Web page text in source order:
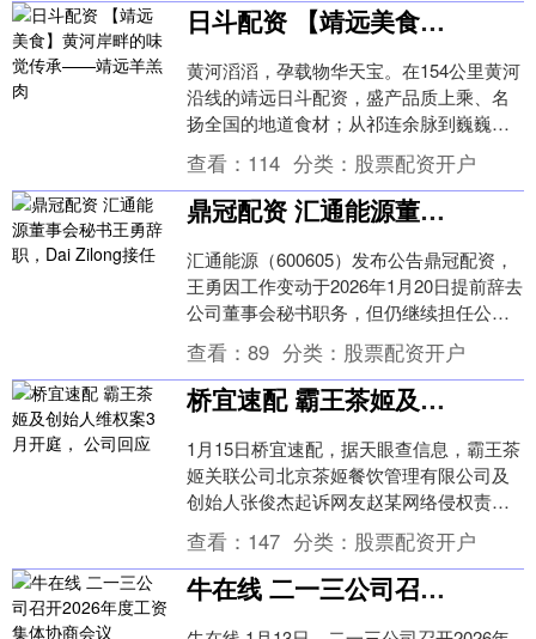
日斗配资 【靖远美食】黄河岸畔的味觉传承——靖远羊羔肉
黄河滔滔，孕载物华天宝。在154公里黄河
沿线的靖远日斗配资，盛产品质上乘、名
扬全国的地道食材；从祁连余脉到巍巍乌
兰，从繁华市井到亭巷院落，千百年来，
勤劳智慧的靖....
查看： 114 分类： 股票配资开户
鼎冠配资 汇通能源董事会秘书王勇辞职，Dai Zilong接任
汇通能源（600605）发布公告鼎冠配资，
王勇因工作变动于2026年1月20日提前辞去
公司董事会秘书职务，但仍继续担任公司
董事。同时，公司聘任Dai Zilon....
查看： 89 分类： 股票配资开户
桥宜速配 霸王茶姬及创始人维权案3月开庭， 公司回应
1月15日桥宜速配，据天眼查信息，霸王茶
姬关联公司北京茶姬餐饮管理有限公司及
创始人张俊杰起诉网友赵某网络侵权责任
纠纷一案，已由北京互联网法院公告送达
相关法律文书....
查看： 147 分类： 股票配资开户
牛在线 二一三公司召开2026年度工资集体协商会议